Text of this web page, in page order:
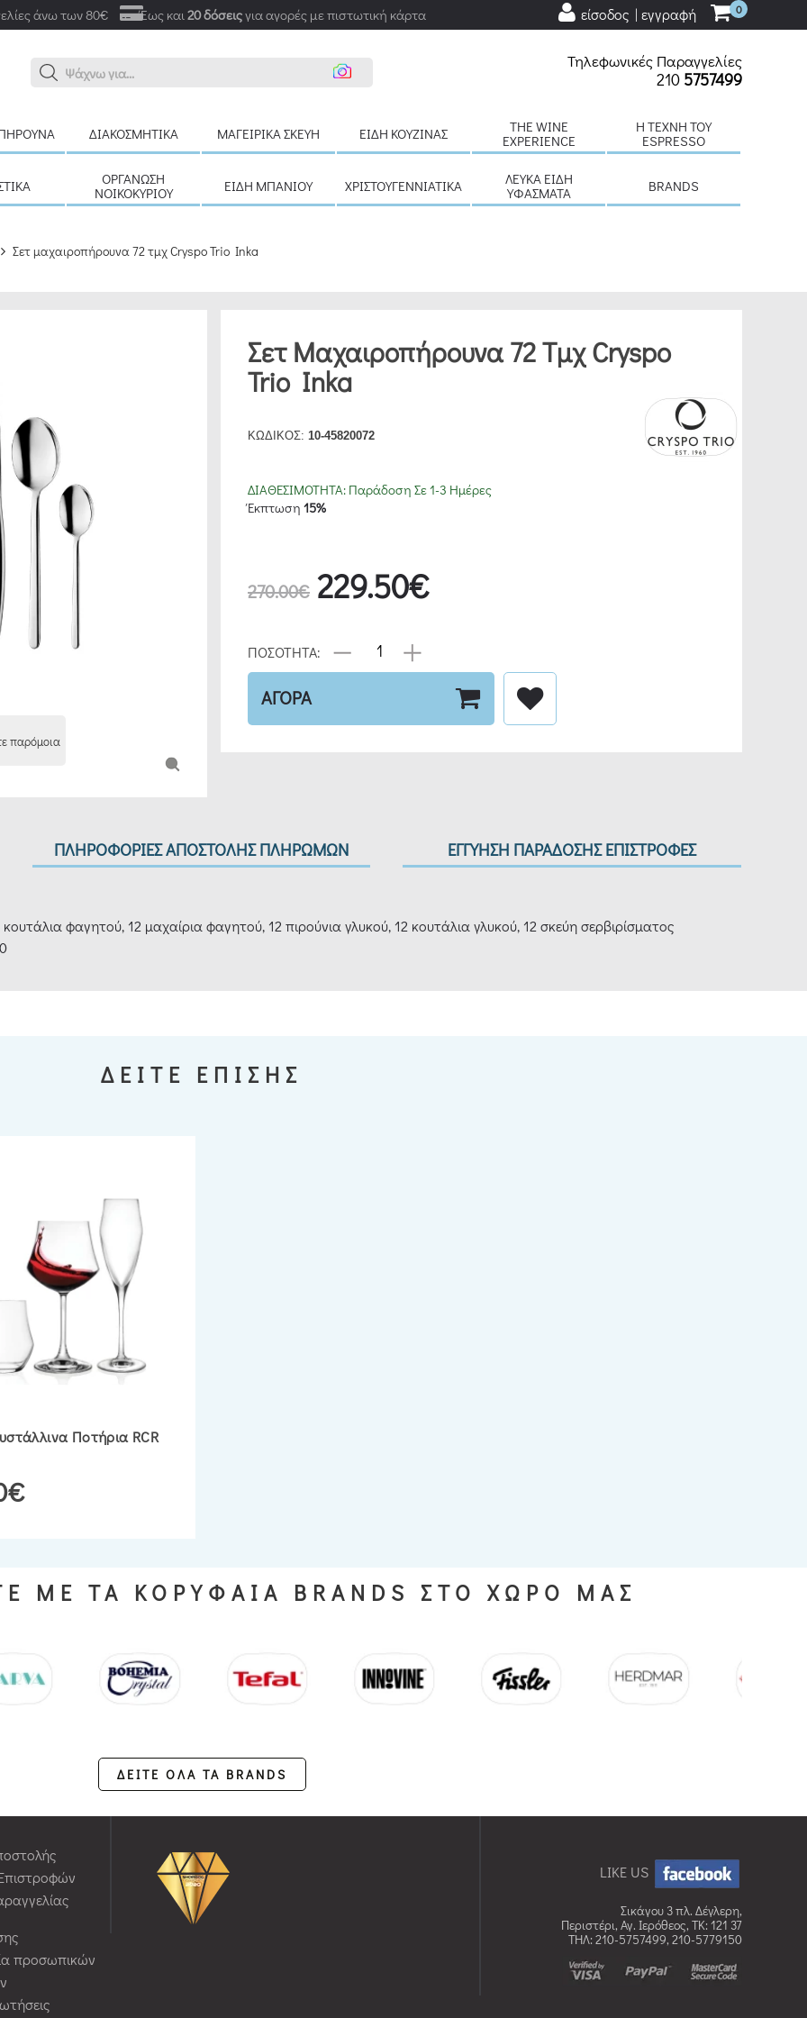
άνω των 80€ Έως και20 δόσειςγια αγορές με πιστωτική κάρτα 0
είσοδος | εγγραφή
Αναζ
Τηλεφωνικές Παραγγελίες
210 5757499
ΔΙΑΚΟΣΜΗΤΙΚΆ ΜΑΓΕΙΡΙΚΆ ΣΚΕΎΗ ΕΊΔΗ ΚΟΥΖΊΝΑΣ
THE WINE
EXPERIENCE
H ΤΈΧΝΗ ΤΟΥ
ESPRESSO
ΟΡΓΆΝΩΣΗ
ΝΟΙΚΟΚΥΡΙΟΎ
ΕΊΔΗ ΜΠΆΝΙΟΥ ΧΡΙΣΤΟΥΓΕΝΝΙΆΤΙΚΑ
ΛΕΥΚΆ ΕΊΔΗ
ΥΦΆΣΜΑΤΑ
BRANDS
Σετ μαχαιροπήρουνα 72 τμχ Cryspo Trio Inka
παρόμοια
Σετ Μαχαιροπήρουνα 72 Τμχ Cryspo
Trio Inka
ΚΩΔΙΚΟΣ: 10-45820072
ΔΙΑΘΕΣΙΜΟΤΗΤΑ: Παράδοση Σε 1-3 Ημέρες
Έκπτωση 15%
270.00€ 229.50€
ΠΟΣΟΤΗΤΑ:
ΑΓΟΡΑ
ΠΛΗΡΟΦΟΡΙΕΣ ΑΠΟΣΤΟΛΗΣ ΠΛΗΡΩΜΩΝ ΕΓΓΥΗΣΗ ΠΑΡΑΔΟΣΗΣ ΕΠΙΣΤΡΟΦΕΣ
φαγητού, 12 μαχαίρια φαγητού, 12 πιρούνια γλυκού, 12 κουτάλια γλυκού, 12 σκεύη σερβιρίσματος
ΔΕΙΤΕ ΕΠΙΣΗΣ
Ποτήρια RCR
ΜΕ ΤΑ ΚΟΡΥΦΑΙΑ BRANDS ΣΤΟ ΧΩΡΟ ΜΑΣ
ΔΕΙΤΕ ΟΛΑ ΤΑ BRANDS
προσωπικών
LIKE US
Σικάγου 3 πλ. Δέγλερη,
Περιστέρι, Αγ. Ιερόθεος, TK: 121 37
ΤΗΛ: 210-5757499, 210-5779150